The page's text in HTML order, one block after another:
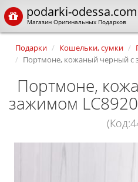
podarki-odessa.com
Магазин Оригинальных Подарков
Подарки Кошельки, сумки
Портмоне, кожаный черный с
Портмоне,
зажимом